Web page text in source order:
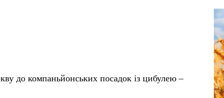
до компаньйонських посадок із цибулею –